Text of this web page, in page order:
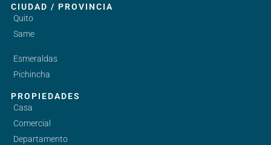
CIUDAD / PROVINCIA
Quito
Same
Esmeraldas
Pichincha
PROPIEDADES
Casa
Comercial
Departamento